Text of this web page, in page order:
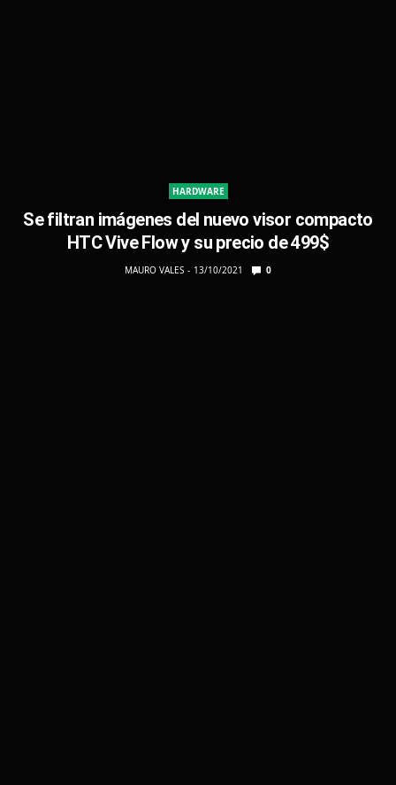
HARDWARE
Se filtran imágenes del nuevo visor compacto
HTC Vive Flow y su precio de 499$
MAURO VALES 13/10/2021 0